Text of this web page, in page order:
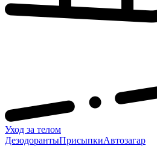
Уход за телом
ДезодорантыПрисыпкиАвтозагар